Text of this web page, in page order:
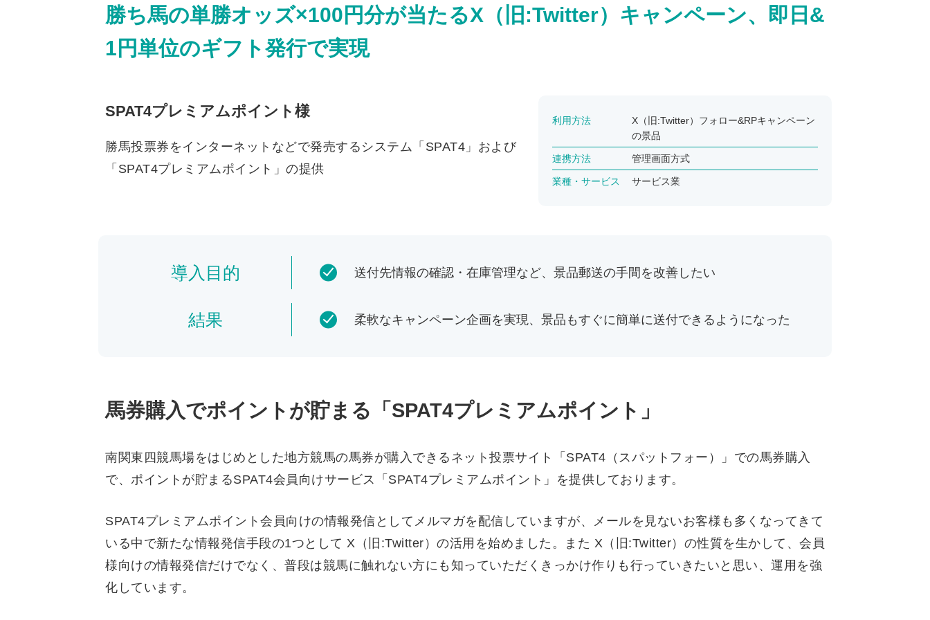
勝ち馬の単勝オッズ×100円分が当たるX（旧:Twitter）キャンペーン、即日&
1円単位のギフト発行で実現
SPAT4プレミアムポイント様
利用方法
X（旧:Twitter）フォロー&RPキャンペーン
の景品
連携方法 管理画面方式
業種・サービス サービス業
勝馬投票券をインターネットなどで発売するシステム「SPAT4」および
「SPAT4プレミアムポイント」の提供
導入目的 送付先情報の確認・在庫管理など、景品郵送の手間を改善したい
結果 柔軟なキャンペーン企画を実現、景品もすぐに簡単に送付できるようになった
馬券購入でポイントが貯まる「SPAT4プレミアムポイント」
南関東四競馬場をはじめとした地方競馬の馬券が購入できるネット投票サイト「SPAT4（スパットフォー）」での馬券購入
で、ポイントが貯まるSPAT4会員向けサービス「SPAT4プレミアムポイント」を提供しております。
SPAT4プレミアムポイント会員向けの情報発信としてメルマガを配信していますが、メールを見ないお客様も多くなってきて
いる中で新たな情報発信手段の1つとして X（旧:Twitter）の活用を始めました。また X（旧:Twitter）の性質を生かして、会員
様向けの情報発信だけでなく、普段は競馬に触れない方にも知っていただくきっかけ作りも行っていきたいと思い、運用を強
化しています。